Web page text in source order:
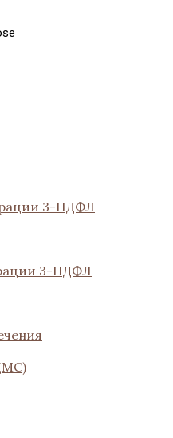
3-НДФЛ
3-НДФЛ